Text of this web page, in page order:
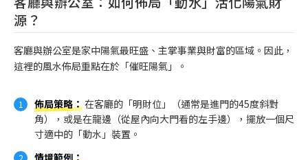
源？
客廳與辦公室是家中陽氣最旺盛、主掌事業與財富的區域。因此，
這裡的風水佈局重點在於「催旺陽氣」。
佈局策略：在客廳的「明財位」（通常是進門的45度斜對
角），或是在龍邊（從屋內向大門看的左手邊），擺放一個尺
寸適中的「動水」裝置。